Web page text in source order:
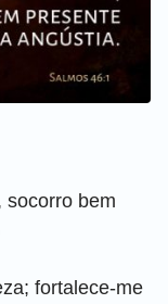
socorro bem
fortalece-me